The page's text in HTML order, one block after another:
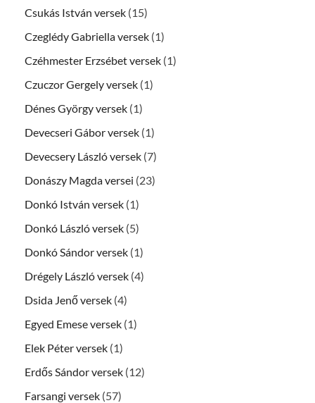
Csukás István versek (15)
Czeglédy Gabriella versek (1)
Czéhmester Erzsébet versek (1)
Czuczor Gergely versek (1)
Dénes György versek (1)
Devecseri Gábor versek (1)
Devecsery László versek (7)
Donászy Magda versei (23)
Donkó István versek (1)
Donkó László versek (5)
Donkó Sándor versek (1)
Drégely László versek (4)
Dsida Jenő versek (4)
Egyed Emese versek (1)
Elek Péter versek (1)
Erdős Sándor versek (12)
Farsangi versek (57)